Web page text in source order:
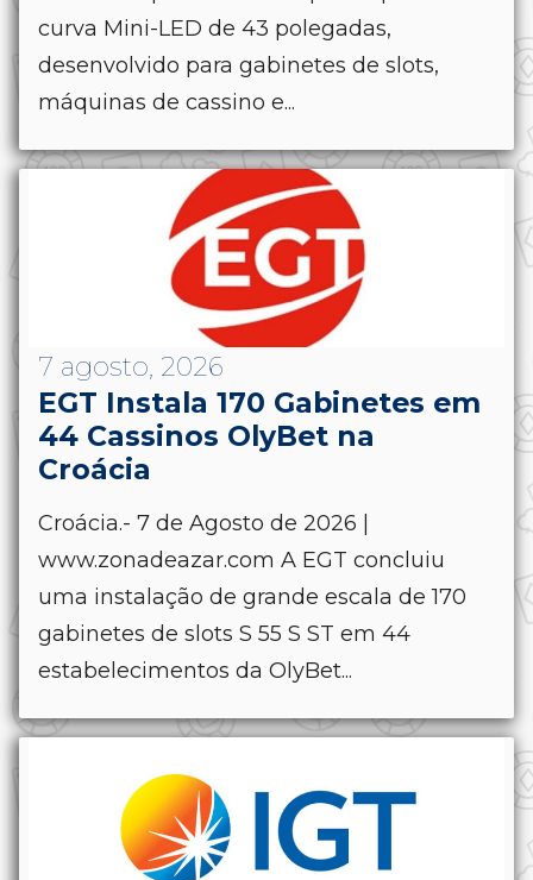
curva Mini-LED de 43 polegadas,
desenvolvido para gabinetes de slots,
máquinas de cassino e...
7 agosto, 2026
EGT Instala 170 Gabinetes em
44 Cassinos OlyBet na
Croácia
Croácia.- 7 de Agosto de 2026 |
www.zonadeazar.com A EGT concluiu
uma instalação de grande escala de 170
gabinetes de slots S 55 S ST em 44
estabelecimentos da OlyBet...